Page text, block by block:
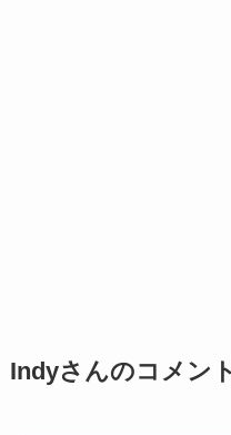
Indyさんのコメント